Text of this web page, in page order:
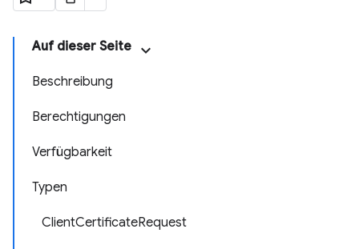
Auf dieser Seite
Beschreibung
Berechtigungen
Verfügbarkeit
Typen
ClientCertificateRequest